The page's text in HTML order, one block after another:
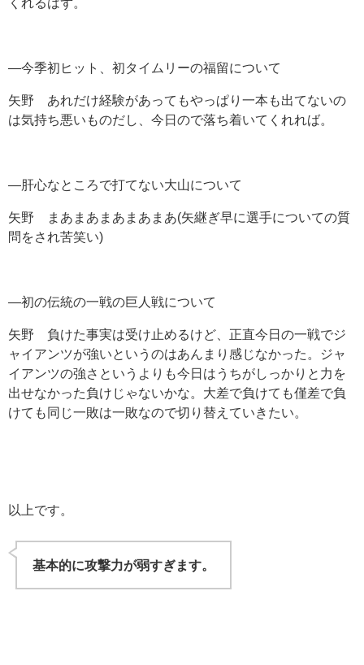
―今季初ヒット、初タイムリーの福留について
矢野 あれだけ経験があってもやっぱり一本も出てないの
は気持ち悪いものだし、今日ので落ち着いてくれれば。
―肝心なところで打てない大山について
矢野 まあまあまあまあまあ(矢継ぎ早に選手についての質
問をされ苦笑い)
―初の伝統の一戦の巨人戦について
矢野 負けた事実は受け止めるけど、正直今日の一戦でジ
ャイアンツが強いというのはあんまり感じなかった。ジャ
イアンツの強さというよりも今日はうちがしっかりと力を
出せなかった負けじゃないかな。大差で負けても僅差で負
けても同じ一敗は一敗なので切り替えていきたい。
以上です。
基本的に攻撃力が弱すぎます。